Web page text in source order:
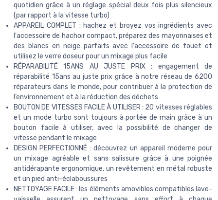
quotidien grâce à un réglage spécial deux fois plus silencieux
(par rapport à la vitesse turbo)
APPAREIL COMPLET : hachez et broyez vos ingrédients avec
l'accessoire de hachoir compact, préparez des mayonnaises et
des blancs en neige parfaits avec l'accessoire de fouet et
utilisez le verre doseur pour un mixage plus facile
RÉPARABILITÉ 15ANS AU JUSTE PRIX : engagement de
réparabilité 15ans au juste prix grâce à notre réseau de 6200
réparateurs dans le monde, pour contribuer à la protection de
l’environnement et à la réduction des déchets
BOUTON DE VITESSES FACILE À UTILISER : 20 vitesses réglables
et un mode turbo sont toujours à portée de main grâce à un
bouton facile à utiliser, avec la possibilité de changer de
vitesse pendant le mixage
DESIGN PERFECTIONNÉ : découvrez un appareil moderne pour
un mixage agréable et sans salissure grâce à une poignée
antidérapante ergonomique, un revêtement en métal robuste
et un pied anti-éclaboussures
NETTOYAGE FACILE : les éléments amovibles compatibles lave-